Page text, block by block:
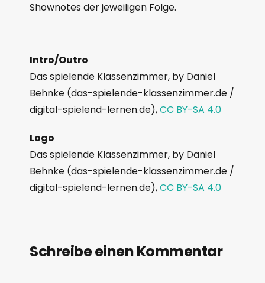
Shownotes der jeweiligen Folge.
Intro/Outro
Das spielende Klassenzimmer, by Daniel
Behnke (das-spielende-klassenzimmer.de /
digital-spielend-lernen.de),CC BY-SA 4.0
Logo
Das spielende Klassenzimmer, by Daniel
Behnke (das-spielende-klassenzimmer.de /
digital-spielend-lernen.de),CC BY-SA 4.0
Schreibe einen Kommentar